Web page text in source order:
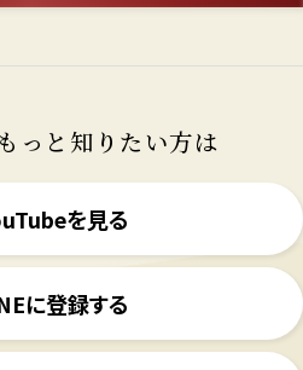
っと知りたい方は
を見る
に登録する